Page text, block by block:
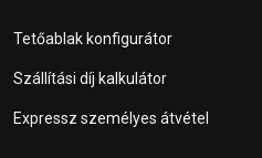
Tetőablak konfigurátor
Szállítási díj kalkulátor
Expressz személyes átvétel